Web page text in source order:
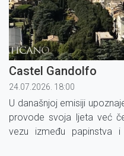
Castel Gandolfo
24.07.2026. 18:00
U današnjoj emisiji
provode svoja ljeta već
vezu između papinstva